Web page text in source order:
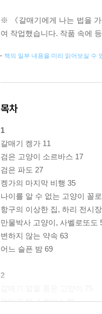
※ 《갈매기에게 나는 법을
여 작업했습니다. 작품 속에
책의 일부 내용을 미리 읽어보실 수
목차
1
갈매기 켕가 11
검은 고양이 소르바스 17
검은 파도 27
켕가의 마지막 비행 35
나이를 알 수 없는 고양이 꼴
항구의 이상한 집, 하리 전시
만물박사 고양이, 사벨로또도
변하지 않는 약속 63
어느 슬픈 밤 69
2
엄마가 된 소르바스 81